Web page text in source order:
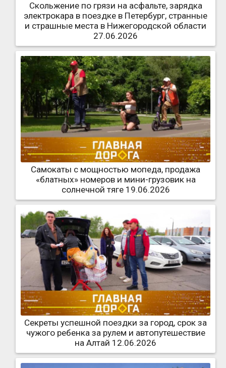
Скольжение по грязи на асфальте, зарядка
электрокара в поездке в Петербург, странные
и страшные места в Нижегородской области
27.06.2026
Самокаты с мощностью мопеда, продажа
«блатных» номеров и мини-грузовик на
солнечной тяге 19.06.2026
Секреты успешной поездки за город, срок за
чужого ребенка за рулем и автопутешествие
на Алтай 12.06.2026